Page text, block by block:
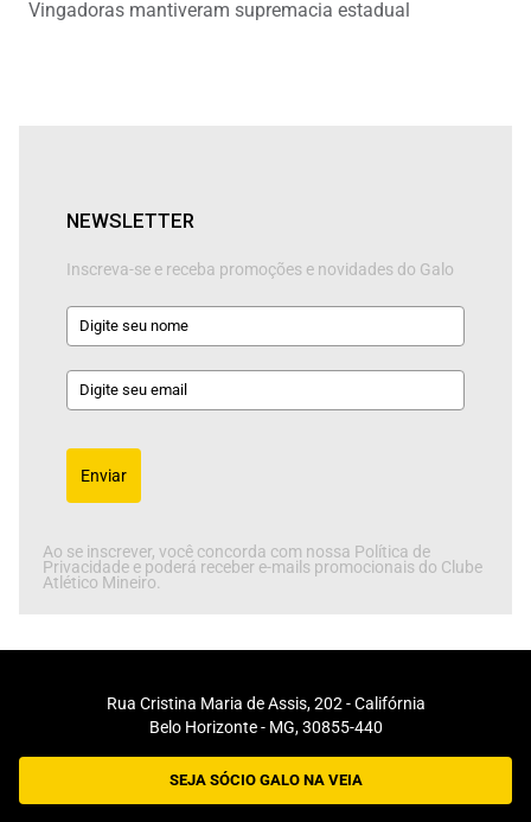
Vingadoras mantiveram supremacia estadual
NEWSLETTER
Inscreva-se e receba promoções e novidades do Galo
Enviar
Ao se inscrever, você concorda com nossa Política de
Privacidade e poderá receber e-mails promocionais do Clube
Atlético Mineiro.
Rua Cristina Maria de Assis, 202 - Califórnia
Belo Horizonte - MG, 30855-440
SEJA SÓCIO GALO NA VEIA